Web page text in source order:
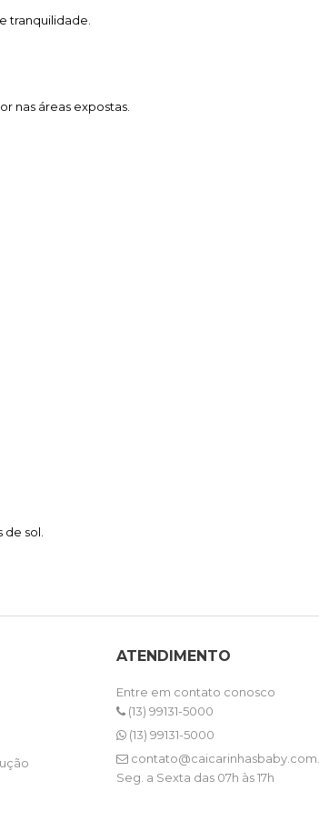
tranquilidade.
nas áreas expostas.
sol.
ATENDIMENTO
Entre em contato conosco
(13) 99131-5000
(13) 99131-5000
Seg. a Sexta das 07h às 17h